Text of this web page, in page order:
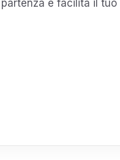
e facilita il tuo